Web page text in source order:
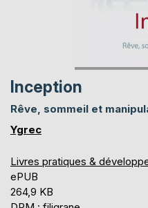
Inception
Rêve, sommeil et
Ygrec
Livres pratiques &
ePUB
264,9 KB